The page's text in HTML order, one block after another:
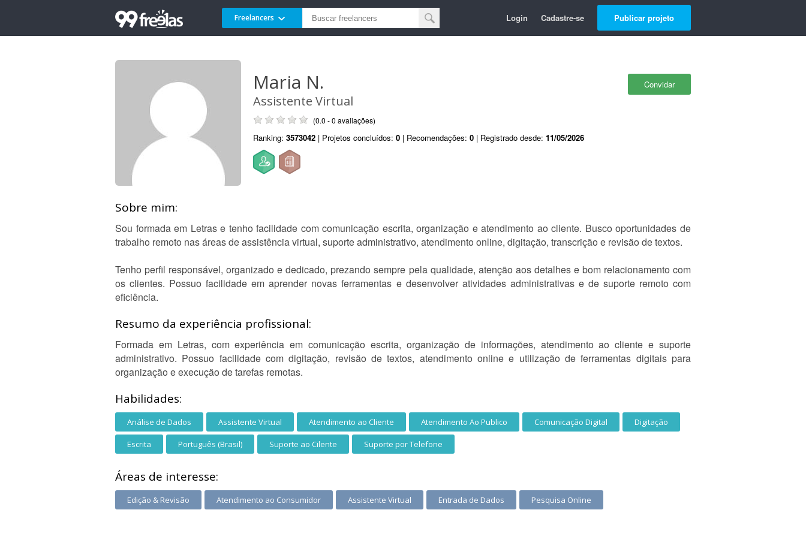
Freelancers Login Cadastre-se Publicar projeto
Convidar
Maria N.
Assistente Virtual
(0.0 - 0 avaliações)
Ranking: 3573042 | Projetos concluídos: 0 | Recomendações: 0 | Registrado desde: 11/05/2026
Sobre mim:
Sou formada em Letras e tenho facilidade com comunicação escrita, organização e atendimento ao cliente. Busco oportunidades de
trabalho remoto nas áreas de assistência virtual, suporte administrativo, atendimento online, digitação, transcrição e revisão de textos.
Tenho perfil responsável, organizado e dedicado, prezando sempre pela qualidade, atenção aos detalhes e bom relacionamento com
os clientes. Possuo facilidade em aprender novas ferramentas e desenvolver atividades administrativas e de suporte remoto com
eficiência.
Resumo da experiência profissional:
Formada em Letras, com experiência em comunicação escrita, organização de informações, atendimento ao cliente e suporte
administrativo. Possuo facilidade com digitação, revisão de textos, atendimento online e utilização de ferramentas digitais para
organização e execução de tarefas remotas.
Habilidades:
Análise de Dados Assistente Virtual Atendimento ao Cliente Atendimento Ao Publico Comunicação Digital Digitação
Escrita Português (Brasil) Suporte ao Cilente Suporte por Telefone
Áreas de interesse:
Edição & Revisão Atendimento ao Consumidor Assistente Virtual Entrada de Dados Pesquisa Online